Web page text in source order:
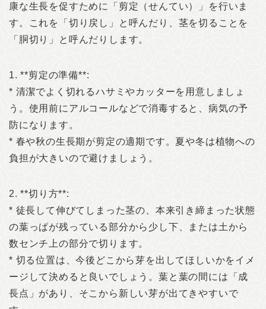
康な生長を促すために「剪定（せんてい）」を行いま
す。これを「切り戻し」と呼んだり、茎を切ることを
「胴切り」と呼んだりします。
1. **剪定の準備**:
* 清潔でよく切れるハサミやカッターを用意しましょ
う。使用前にアルコールなどで消毒すると、病気の予
防になります。
* 春や秋の生長期が剪定の適期です。夏や冬は植物への
負担が大きいので避けましょう。
2. **切り方**:
* 徒長して伸びてしまった茎の、本来引き締まった状態
の葉っぱが残っている部分から少し下、または土から
数センチ上の部分で切ります。
* 切る位置は、今後どこから芽を出してほしいかをイメ
ージして決めると良いでしょう。葉と葉の間には「成
長点」があり、そこから新しい芽が出てきやすいで